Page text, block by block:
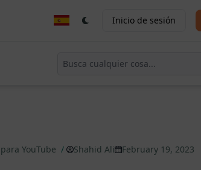
Inicio de sesión
YouTube / Shahid Ali
February 19, 2023